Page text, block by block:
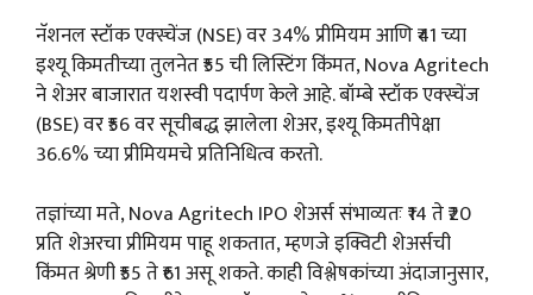
नॅशनल स्टॉक एक्स्चेंज (NSE) वर 34% प्रीमियम आणि ₹41 च्या
इश्यू किमतीच्या तुलनेत ₹55 ची लिस्टिंग किंमत, Nova Agritech
ने शेअर बाजारात यशस्वी पदार्पण केले आहे. बॉम्बे स्टॉक एक्स्चेंज
(BSE) वर ₹56 वर सूचीबद्ध झालेला शेअर, इश्यू किमतीपेक्षा
36.6% च्या प्रीमियमचे प्रतिनिधित्व करतो.
तज्ञांच्या मते, Nova Agritech IPO शेअर्स संभाव्यतः ₹14 ते ₹20
प्रति शेअरचा प्रीमियम पाहू शकतात, म्हणजे इक्विटी शेअर्सची
किंमत श्रेणी ₹55 ते ₹61 असू शकते. काही विश्लेषकांच्या अंदाजानुसार,